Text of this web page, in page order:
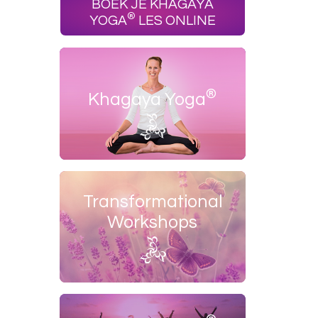
BOEK JE KHAGAYA
YOGA® LES ONLINE
Khagaya Yoga®
Transformational
Workshops